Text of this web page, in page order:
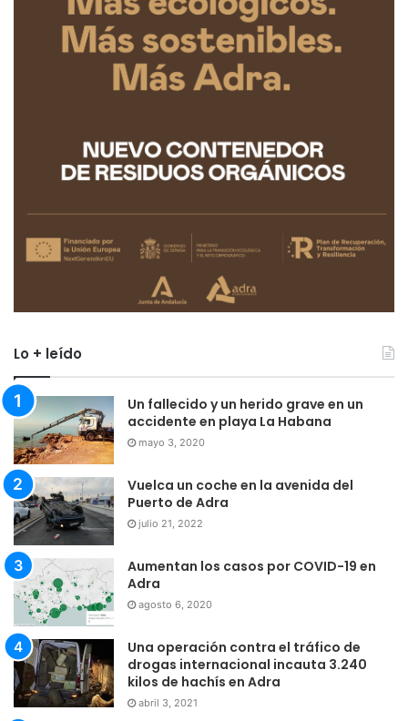
Lo + leído
Un fallecido y un herido grave en un
accidente en playa La Habana
mayo 3, 2020
Vuelca un coche en la avenida del
Puerto de Adra
julio 21, 2022
Aumentan los casos por COVID-19 en
Adra
agosto 6, 2020
Una operación contra el tráfico de
drogas internacional incauta 3.240
kilos de hachís en Adra
abril 3, 2021